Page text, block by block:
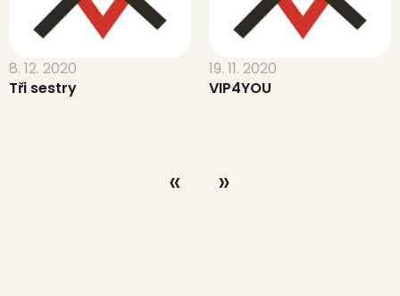
8. 12. 2020
Tři sestry
19. 11. 2020
VIP4YOU